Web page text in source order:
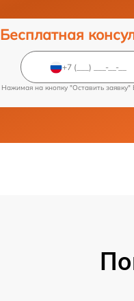
Бесплатная
Нажимая на кнопку "Оставить заявку"